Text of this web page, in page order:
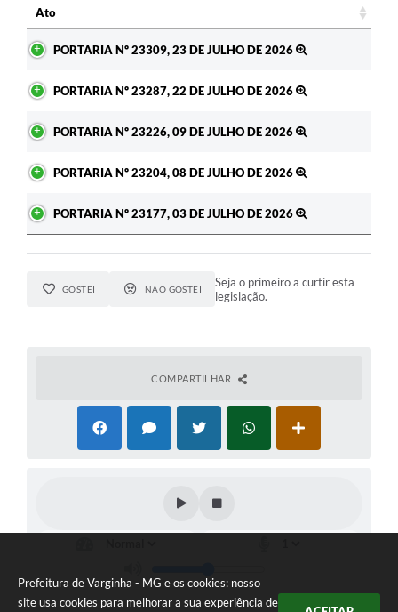
Prefeitura de Varginha - MG e os cookies: nosso
site usa cookies para melhorar a sua experiência de
Ato
PORTARIA Nº 23309, 23 DE JULHO DE 2026
PORTARIA Nº 23287, 22 DE JULHO DE 2026
PORTARIA Nº 23226, 09 DE JULHO DE 2026
PORTARIA Nº 23204, 08 DE JULHO DE 2026
PORTARIA Nº 23177, 03 DE JULHO DE 2026
GOSTEI NÃO GOSTEI
Seja o primeiro a curtir esta
legislação.
COMPARTILHAR